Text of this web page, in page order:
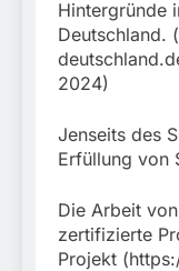
Hintergründe
Deutschland.
2024)
Jenseits des
Erfüllung von
Die Arbeit
zertifizierte
Projekt